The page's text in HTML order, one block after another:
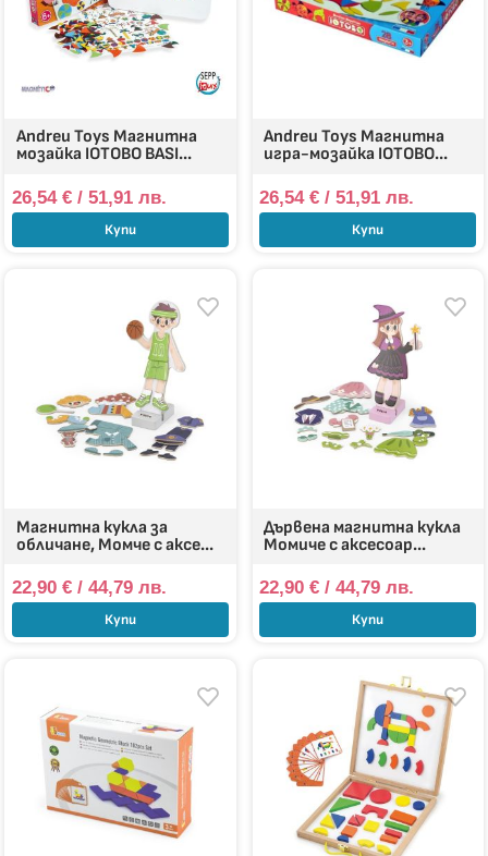
Andreu Toys Магнитна
мозайка IOTOBO BASI...
26,54 €/ 51,91 лв.
Купи
Andreu Toys Магнитна
игра-мозайка IOTOBO...
26,54 €/ 51,91 лв.
Купи
Магнитна кукла за
обличане, Момче с аксе...
22,90 €/ 44,79 лв.
Купи
Дървена магнитна кукла
Момиче с аксесоар...
22,90 €/ 44,79 лв.
Купи